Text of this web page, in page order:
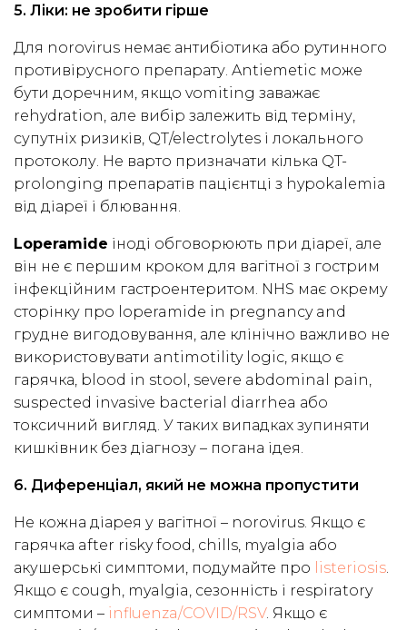
5. Ліки: не зробити гірше
Для norovirus немає антибіотика або рутинного
противірусного препарату. Antiemetic може
бути доречним, якщо vomiting заважає
rehydration, але вибір залежить від терміну,
супутніх ризиків, QT/electrolytes і локального
протоколу. Не варто призначати кілька QT-
prolonging препаратів пацієнтці з hypokalemia
від діареї і блювання.
Loperamide іноді обговорюють при діареї, але
він не є першим кроком для вагітної з гострим
інфекційним гастроентеритом. NHS має окрему
сторінку про loperamide in pregnancy and
грудне вигодовування, але клінічно важливо не
використовувати antimotility logic, якщо є
гарячка, blood in stool, severe abdominal pain,
suspected invasive bacterial diarrhea або
токсичний вигляд. У таких випадках зупиняти
кишківник без діагнозу – погана ідея.
6. Диференціал, який не можна пропустити
Не кожна діарея у вагітної – norovirus. Якщо є
гарячка after risky food, chills, myalgia або
акушерські симптоми, подумайте про listeriosis
Якщо є cough, myalgia, сезонність і respiratory
симптоми – influenza/COVID/RSV. Якщо є